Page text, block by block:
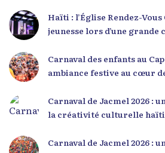
dans ses locaux à Delmas
placée sous le thème «
occasion unique de se
d’écouter des interventions
citoyen. Des messages forts pour la jeunesse Lors
de sa première
croire en leur potentiel et
Haïti : l’Église Rendez-
jeunesse lors d’une grande
Carnaval des enfants au Cap-Haïtien :Une
ambiance festive au cœur
Carnaval de Jacmel 2026 :
la créativité culturelle
Carnaval de Jacmel 2026 :